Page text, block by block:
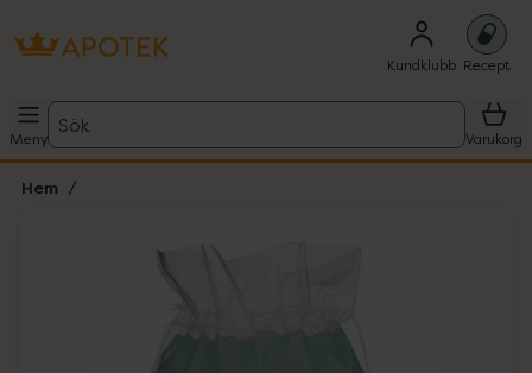
Kundklubb Recept
Meny
Sök
Varukorg
Hem
Lista: . Innehåller 1 objekt.
Hoppa över Lista